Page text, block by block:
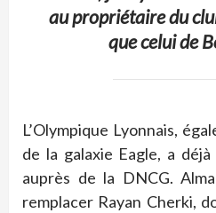
au propriétaire du
que celui de
L’Olympique Lyonnais,
de la galaxie Eagle, a
auprès de la DNCG.
remplacer Rayan Cherki,